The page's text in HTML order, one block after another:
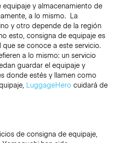
y almacenamiento de
a lo mismo. La
y otro depende de la región
esto, consigna de equipaje es
se conoce a este servicio.
a lo mismo: un servicio
guardar el equipaje y
donde estés y llamen como
LuggageHero cuidará de
de consigna de equipaje,